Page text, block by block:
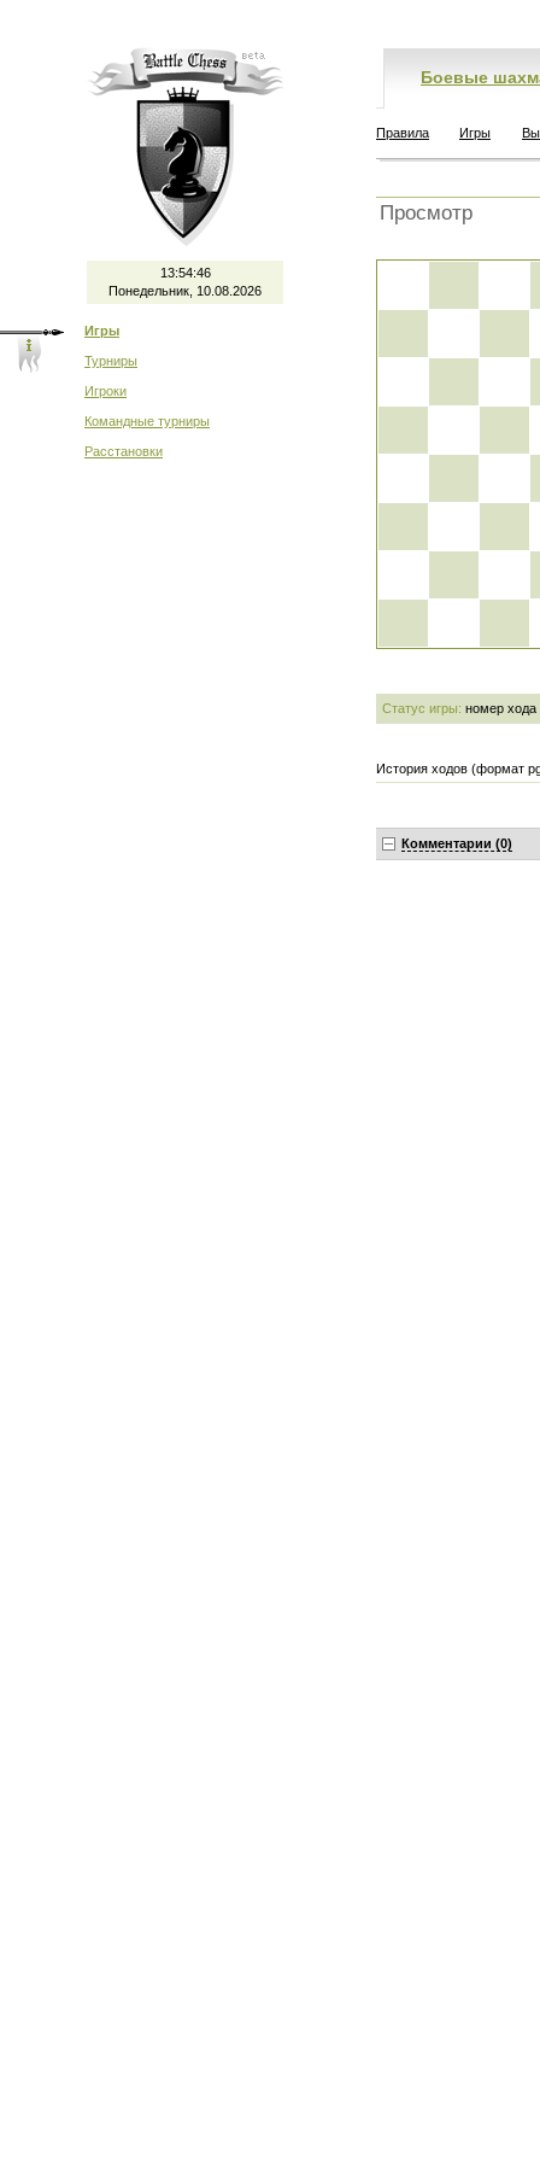
13:54:46
Понедельник, 10.08.2026
Игры
Турниры
Игроки
Командные турниры
Расстановки
Боевые
Правила Игры
Просмотр
Статус игры: номер хода
История ходов (формат
Комментарии (0)